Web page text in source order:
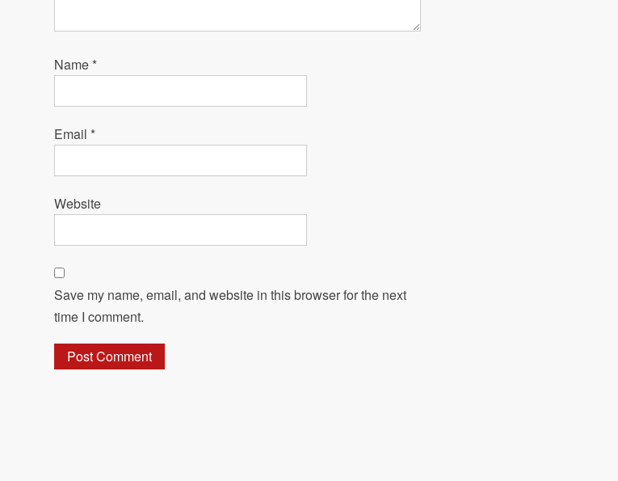
Name *
Email *
Website
Save my name, email, and website in this browser for the next
time I comment.